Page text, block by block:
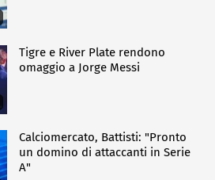
Tigre e River Plate rendono
omaggio a Jorge Messi
Calciomercato, Battisti: "Pronto
un domino di attaccanti in Serie
A"